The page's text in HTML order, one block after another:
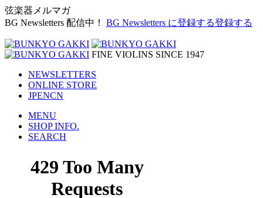
弦楽器メルマガ
BG Newsletters 配信中！
BG Newsletters に登録する登録する
FINE VIOLINS SINCE 1947
NEWSLETTERS
ONLINE STORE
JPENCN
MENU
SHOP INFO.
SEARCH